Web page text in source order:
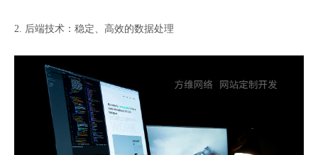
2. 后端技术：稳定、高效的数据处理